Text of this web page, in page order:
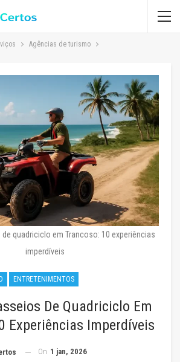
Agências de turismo
quadriciclo em Trancoso: 10 experiências
imperdíveis
ENTRETENIMENTOS
De Quadriciclo Em
Experiências Imperdíveis
On 1 jan, 2026